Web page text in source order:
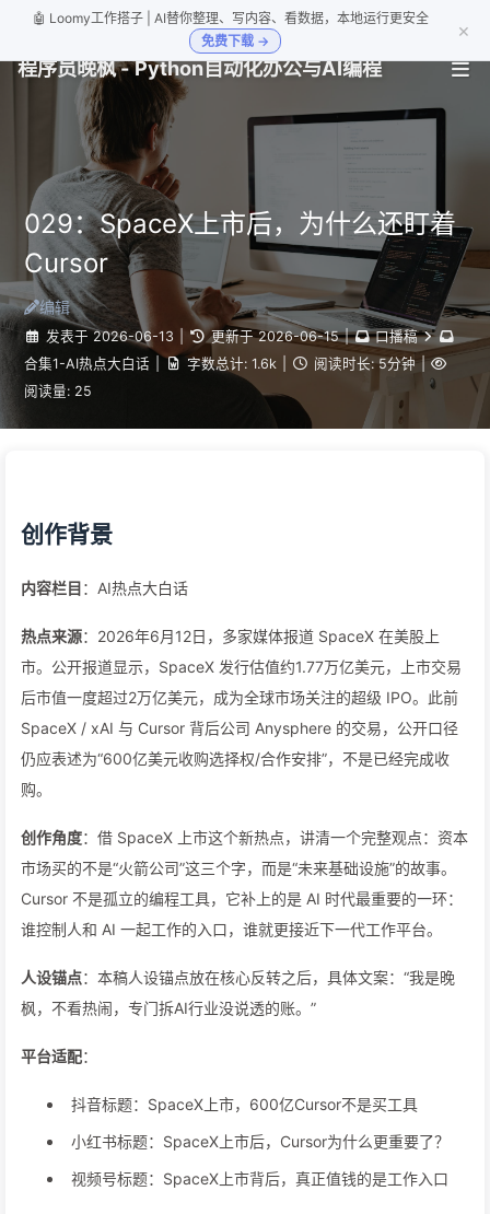
🤖 Loomy工作搭子 | AI替你整理、写内容、看数据，本地运行更安全
免费下载 →
×
程序员晚枫 - Python自动化办公与AI编程
029：SpaceX上市后，为什么还盯着
Cursor
编辑
发表于 2026-06-13 更新于 2026-06-15 |
口播稿
合集1-AI热点大白话
字数总计: 1.6k 阅读时长: 5分钟 |
阅读量: 25
创作背景
内容栏目 ：AI热点大白话
热点来源：2026年6月12日，多家媒体报道 SpaceX 在美股上
市。公开报道显示，SpaceX 发行估值约1.77万亿美元，上市交易
后市值一度超过2万亿美元，成为全球市场关注的超级 IPO。此前
SpaceX / xAI 与 Cursor 背后公司 Anysphere 的交易，公开口径
仍应表述为“600亿美元收购选择权/合作安排”，不是已经完成收
购。
创作角度：借 SpaceX 上市这个新热点，讲清一个完整观点：资本
市场买的不是“火箭公司”这三个字，而是“未来基础设施”的故事。
Cursor 不是孤立的编程工具，它补上的是 AI 时代最重要的一环：
谁控制人和 AI 一起工作的入口，谁就更接近下一代工作平台。
人设锚点：本稿人设锚点放在核心反转之后，具体文案：“我是晚
枫，不看热闹，专门拆AI行业没说透的账。”
平台适配：
抖音标题：SpaceX上市，600亿Cursor不是买工具
小红书标题：SpaceX上市后，Cursor为什么更重要了？
视频号标题：SpaceX上市背后，真正值钱的是工作入口